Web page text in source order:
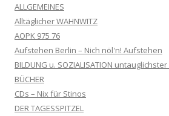
ALLGEMEINES
Alltäglicher WAHNWITZ
AOPK 975 76
Aufstehen Berlin – Nich nöl'n! Aufstehen
BILDUNG u. SOZIALISATION
BÜCHER
CDs – Nix für Stinos
DER TAGESSPITZEL